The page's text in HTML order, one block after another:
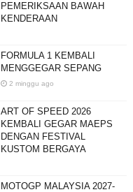
PEMERIKSAAN BAWAH
KENDERAAN
FORMULA 1 KEMBALI
MENGGEGAR SEPANG
2 minggu ago
ART OF SPEED 2026
KEMBALI GEGAR MAEPS
DENGAN FESTIVAL
KUSTOM BERGAYA
MOTOGP MALAYSIA 2027-